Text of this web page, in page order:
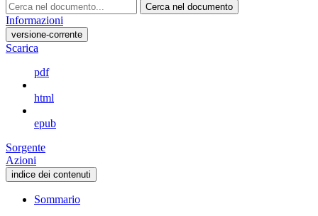
Cerca nel documento
Informazioni
versione-corrente
Scarica
pdf
html
epub
Sorgente
Azioni
indice dei contenuti
Sommario